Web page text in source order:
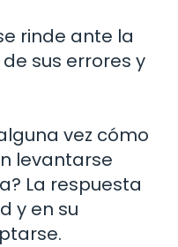
rinde ante la
sus errores y
vez cómo
levantarse
La respuesta
y en su